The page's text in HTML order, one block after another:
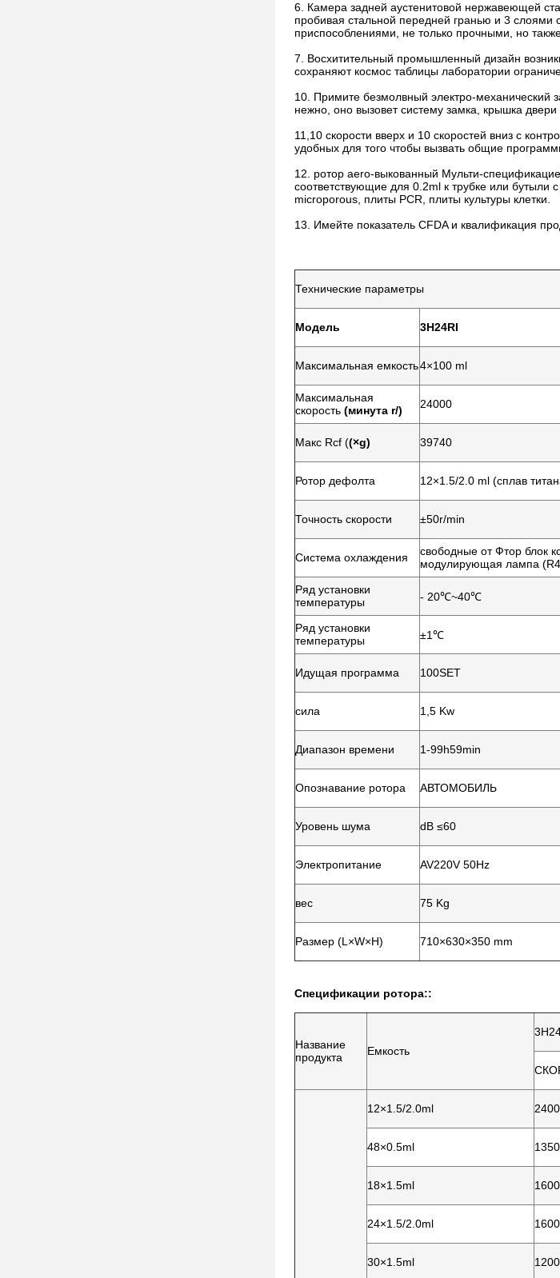
6. Камера задней аустенитовой нержавеющей
пробивая стальной передней гранью и 3
приспособлениями, не только прочными, но
7. Восхитительный промышленный дизайн
сохраняют космос таблицы лаборатории
10. Примите безмолвный электро-механический
нежно, оно вызовет систему замка, крышка двери
11,10 скорости вверх и 10 скоростей вниз с
удобных для того чтобы вызвать общие
12. ротор aero-выкованный Мульти-
соответствующие для 0.2ml к трубке или
microporous, плиты PCR, плиты культуры клетки.
13. Имейте показатель CFDA и квалификация
Технические параметры
Модель 3H24RI
Максимальная емкость4×100 ml
Максимальная
скорость (минута r/) 24000
Макс Rcf ((×g) 39740
Ротор дефолта 12×1.5/2.0 ml (сплав
Точность скорости ±50r/min
Система охлаждения
свободные от Фтор блок
модулирующая лампа
Ряд установки
температуры
- 20℃~40℃
Ряд установки
температуры
±1℃
Идущая программа 100SET
сила 1,5 Kw
Диапазон времени 1-99h59min
Опознавание ротора АВТОМОБИЛЬ
Уровень шума dB ≤60
Электропитание AV220V 50Hz
вес 75 Kg
Размер (L×W×H) 710×630×350 mm
Спецификации ротора::
Название
продукта
Емкость
12×1.5/2.0ml
48×0.5ml
18×1.5ml
24×1.5/2.0ml
30×1.5ml